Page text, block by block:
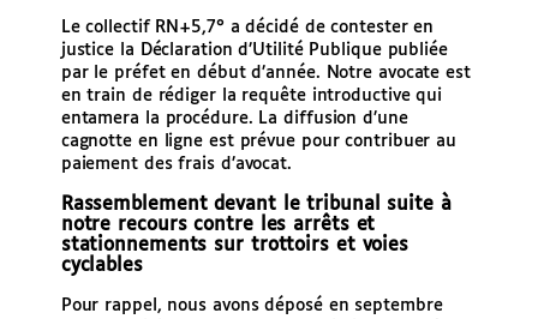
Le collectif RN+5,7° a décidé de contester en
justice la Déclaration d’Utilité Publique publiée
par le préfet en début d’année. Notre avocate est
en train de rédiger la requête introductive qui
entamera la procédure. La diffusion d’une
cagnotte en ligne est prévue pour contribuer au
paiement des frais d’avocat.
Rassemblement devant le tribunal suite à
notre recours contre les arrêts et
stationnements sur trottoirs et voies
cyclables
Pour rappel, nous avons déposé en septembre